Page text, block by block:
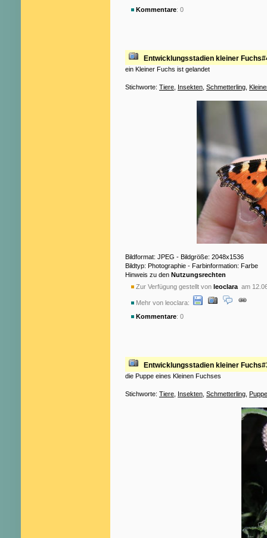
Kommentare: 0
Entwicklungsstadien kleiner
ein Kleiner Fuchs ist gelandet
Stichworte: Tiere Insekten Schmetterling
Bildformat: JPEG - Bildgröße: 2048x1536
Bildtyp: Photographie - Farbinformation: Farbe
Hinweis zu den Nutzungsrechten
Zur Verfügung gestellt von leoclara am
Mehr von leoclara:
Kommentare: 0
Entwicklungsstadien kleiner
die Puppe eines Kleinen Fuchses
Stichworte: Tiere Insekten Schmetterling Puppe